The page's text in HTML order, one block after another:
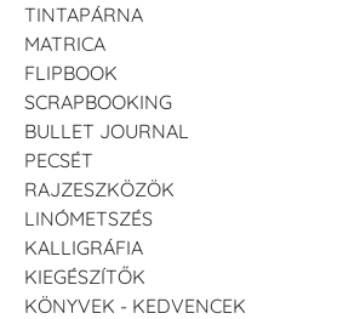
TINTAPÁRNA
MATRICA
FLIPBOOK
SCRAPBOOKING
BULLET JOURNAL
PECSÉT
RAJZESZKÖZÖK
LINÓMETSZÉS
KALLIGRÁFIA
KIEGÉSZÍTŐK
KÖNYVEK - KEDVENCEK